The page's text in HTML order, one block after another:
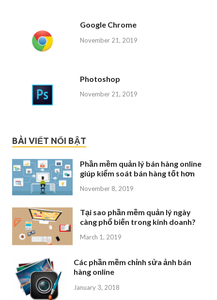
Google Chrome
November 21, 2019
Photoshop
November 21, 2019
BÀI VIẾT NỔI BẬT
Phần mềm quản lý bán hàng online
giúp kiểm soát bán hàng tốt hơn
November 8, 2019
Tại sao phần mềm quản lý ngày
càng phổ biến trong kinh doanh?
March 1, 2019
Các phần mềm chỉnh sửa ảnh bán
hàng online
January 3, 2018